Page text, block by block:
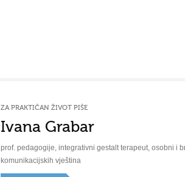
ZA PRAKTIČAN ŽIVOT PIŠE
Ivana Grabar
prof. pedagogije, integrativni gestalt terapeut, osobni i
komunikacijskih vještina